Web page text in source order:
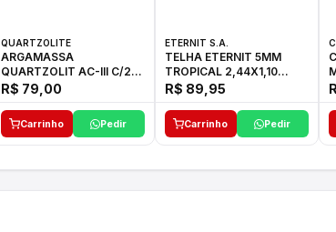
QUARTZOLITE
ARGAMASSA
QUARTZOLIT AC-III C/20
KG
R$ 79,00
Carrinho Pedir
ETERNIT S.A.
TELHA ETERNIT 5MM
TROPICAL 2,44X1,10
27,10KG
R$ 89,95
Carrinho Pedir